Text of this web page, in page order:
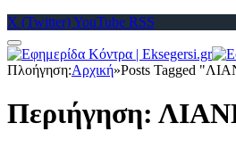
X (Twitter)YouTube RSS
Πλοήγηση:Αρχική»Posts Tagged
Περιήγηση: